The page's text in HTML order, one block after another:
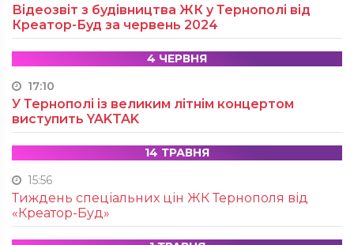
Відеозвіт з будівництва ЖК у Тернополі від
Креатор-Буд за червень 2024
4 ЧЕРВНЯ
17:10
У Тернополі із великим літнім концертом
виступить YAKTAK
14 ТРАВНЯ
15:56
Тиждень спеціальних цін ЖК Тернополя від
«Креатор-Буд»